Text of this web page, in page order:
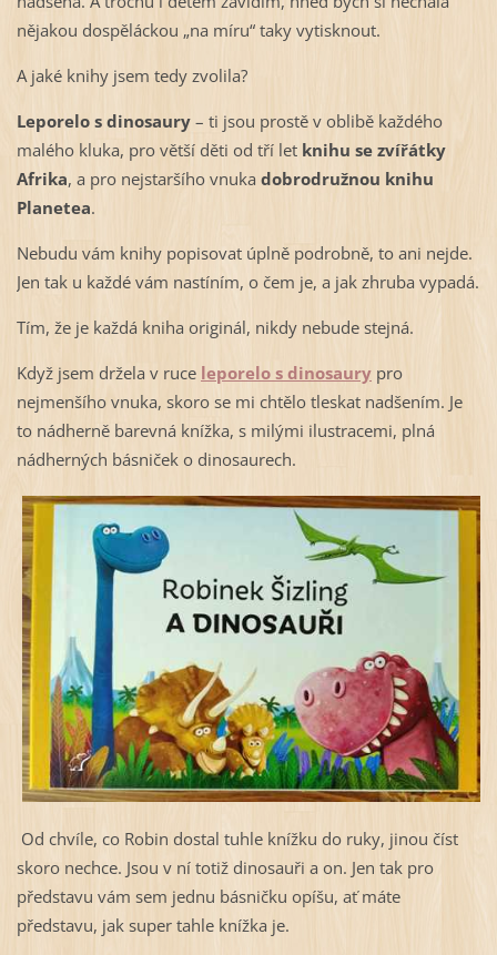
nějakou dospěláckou „na míru“ taky vytisknout.
A jaké knihy jsem tedy zvolila?
Leporelo s dinosaury– ti jsou prostě v oblibě každého
malého kluka, pro větší děti od tří let knihu se zvířátky
Afrika, a pro nejstaršího vnuka dobrodružnou knihu
Planetea.
Nebudu vám knihy popisovat úplně podrobně, to ani nejde.
Jen tak u každé vám nastíním, o čem je, a jak zhruba vypadá.
Tím, že je každá kniha originál, nikdy nebude stejná.
Když jsem držela v ruce leporelo s dinosaurypro
nejmenšího vnuka, skoro se mi chtělo tleskat nadšením. Je
to nádherně barevná knížka, s milými ilustracemi, plná
nádherných básniček o dinosaurech.
Od chvíle, co Robin dostal tuhle knížku do ruky, jinou číst
skoro nechce. Jsou v ní totiž dinosauři a on. Jen tak pro
představu vám sem jednu básničku opíšu, ať máte
představu, jak super tahle knížka je.